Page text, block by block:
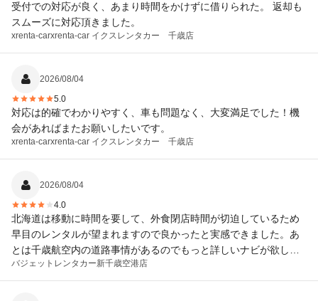
受付での対応が良く、あまり時間をかけずに借りられた。 返却も
スムーズに対応頂きました。
xrenta-carxrenta-car イクスレンタカー 千歳店
2026/08/04
5.0
対応は的確でわかりやすく、車も問題なく、大変満足でした！機
会があればまたお願いしたいです。
xrenta-carxrenta-car イクスレンタカー 千歳店
2026/08/04
4.0
北海道は移動に時間を要して、外食閉店時間が切迫しているため
早目のレンタルが望まれますので良かったと実感できました。あ
とは千歳航空内の道路事情があるのでもっと詳しいナビが欲しい
と思いました
バジェットレンタカー新千歳空港店